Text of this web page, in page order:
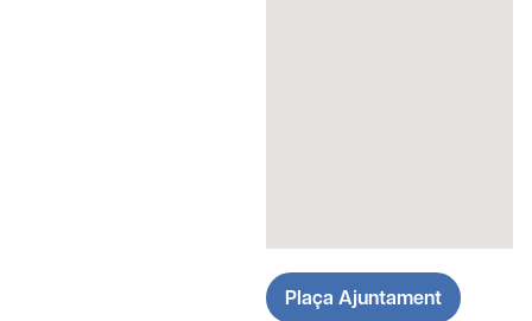
Plaça Ajuntament